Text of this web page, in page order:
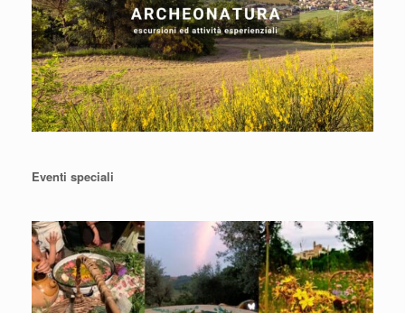
Eventi speciali